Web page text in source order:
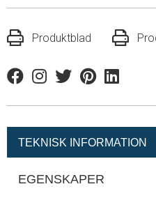
Produktblad
FacebookInstagram
TwitterPinterestLinkedin
TEKNISK INFORMATION
EGENSKAPER